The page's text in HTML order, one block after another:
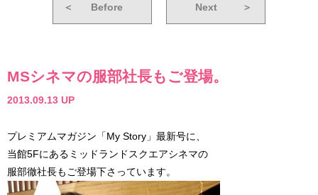
＜ Before Next ＞
MSシネマの服部社長もご登場。
2013.09.13 UP
プレミアムマガジン「My Story」最新号に、
当館5Fにあるミッドランドスクエアシネマの
服部徹社長もご登場下さっています。